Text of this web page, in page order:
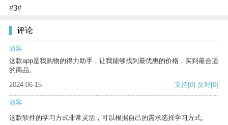
#3#
评论
游客
这款app是我购物的得力助手，让我能够找到最优惠的价格，买到最合适
的商品。
2024-06-15
支持[0] 反对[0]
游客
这款软件的学习方式非常灵活，可以根据自己的需求选择学习方式。